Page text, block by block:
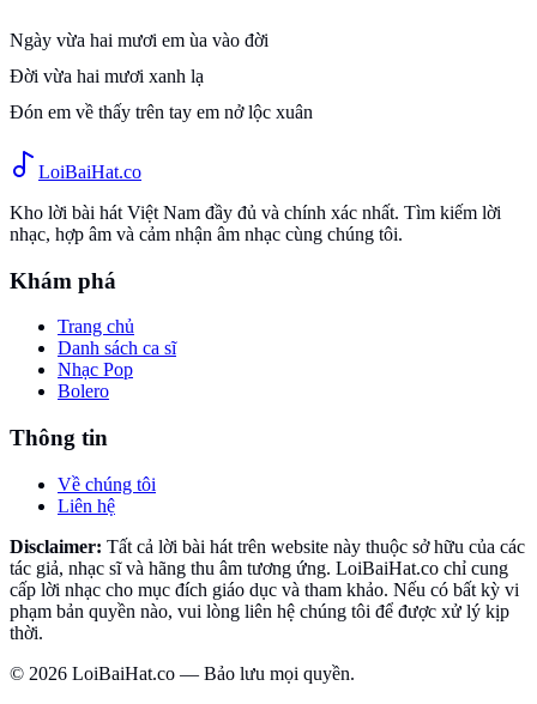
Ngày vừa hai mươi em ùa vào đời
Đời vừa hai mươi xanh lạ
Đón em về thấy trên tay em nở lộc xuân
LoiBaiHat.co
Kho lời bài hát Việt Nam đầy đủ và chính xác nhất. Tìm kiếm lời
nhạc, hợp âm và cảm nhận âm nhạc cùng chúng tôi.
Khám phá
Trang chủ
Danh sách ca sĩ
Nhạc Pop
Bolero
Thông tin
Về chúng tôi
Liên hệ
Disclaimer: Tất cả lời bài hát trên website này thuộc sở hữu của các
tác giả, nhạc sĩ và hãng thu âm tương ứng. LoiBaiHat.co chỉ cung
cấp lời nhạc cho mục đích giáo dục và tham khảo. Nếu có bất kỳ vi
phạm bản quyền nào, vui lòng liên hệ chúng tôi để được xử lý kịp
thời.
© 2026 LoiBaiHat.co — Bảo lưu mọi quyền.